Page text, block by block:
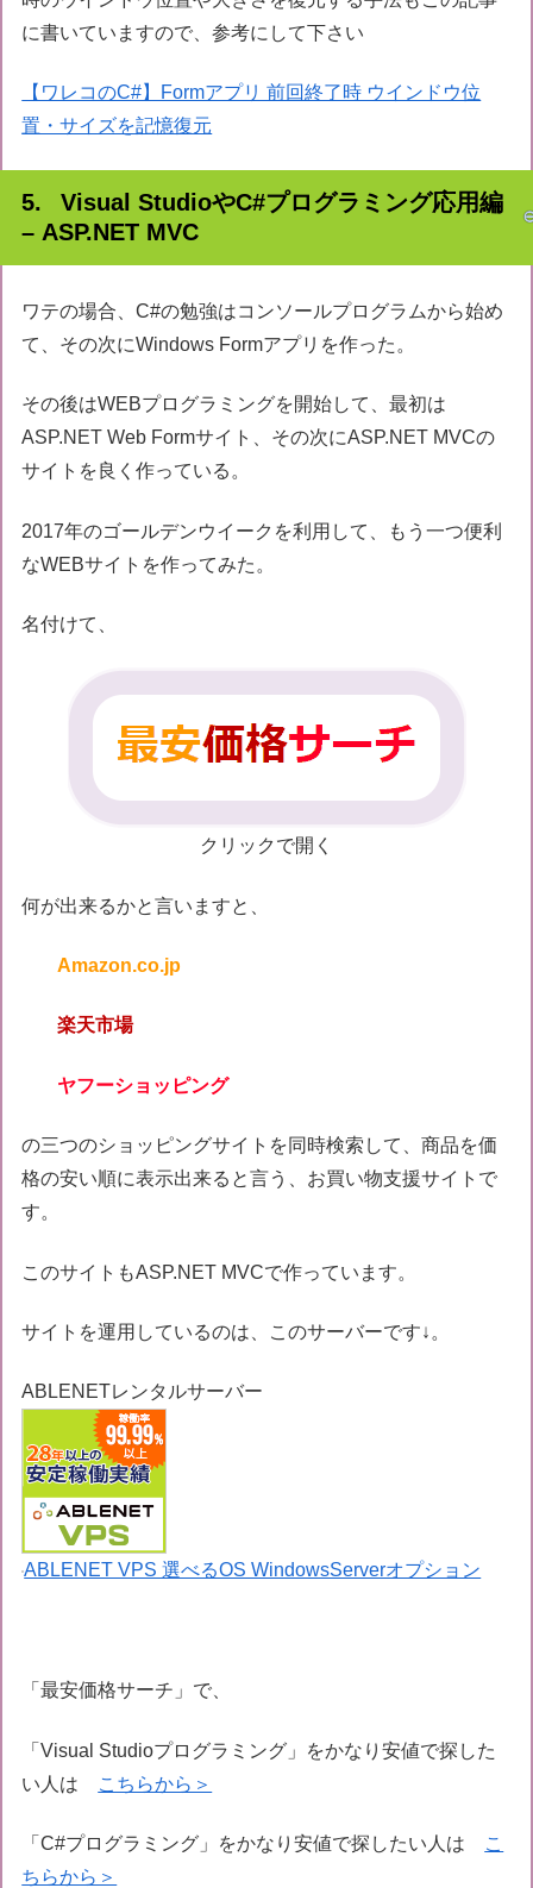
に書いていますので、参考にして下さい
【ワレコのC#】Formアプリ 前回終了時 ウインドウ位
置・サイズを記憶復元
Visual StudioやC#プログラミング応用編
– ASP.NET MVC
ワテの場合、C#の勉強はコンソールプログラムから始め
て、その次にWindows Formアプリを作った。
その後はWEBプログラミングを開始して、最初は
ASP.NET Web Formサイト、その次にASP.NET MVCの
サイトを良く作っている。
2017年のゴールデンウイークを利用して、もう一つ便利
なWEBサイトを作ってみた。
名付けて、
クリックで開く
何が出来るかと言いますと、
Amazon.co.jp
楽天市場
ヤフーショッピング
の三つのショッピングサイトを同時検索して、商品を価
格の安い順に表示出来ると言う、お買い物支援サイトで
す。
このサイトもASP.NET MVCで作っています。
サイトを運用しているのは、このサーバーです↓。
ABLENETレンタルサーバー
ABLENET VPS 選べるOS WindowsServerオプション
「最安価格サーチ」で、
「Visual Studioプログラミング」をかなり安値で探した
い人は
こちらから＞
「C#プログラミング」をかなり安値で探したい人は
こ
ちらから＞